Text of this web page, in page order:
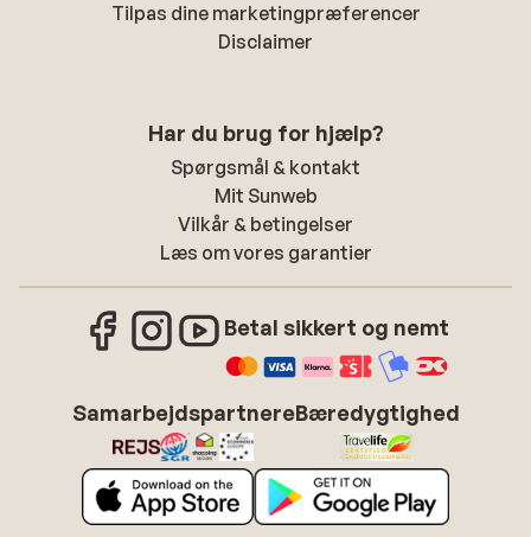
Tilpas dine marketingpræferencer
Disclaimer
Har du brug for hjælp?
Spørgsmål & kontakt
Mit Sunweb
Vilkår & betingelser
Læs om vores garantier
Betal sikkert og nemt
SamarbejdspartnereBæredygtighed